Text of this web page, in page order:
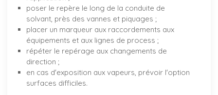
poser le repère le long de la conduite de
solvant, près des vannes et piquages ;
placer un marqueur aux raccordements aux
équipements et aux lignes de process ;
répéter le repérage aux changements de
direction ;
en cas d'exposition aux vapeurs, prévoir l'option
surfaces difficiles.